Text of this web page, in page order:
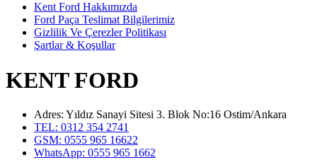
Kent Ford Hakkımızda
Ford Paça Teslimat Bilgilerimiz
Gizlilik Ve Çerezler Politikası
Şartlar & Koşullar
KENT FORD
Adres: Yıldız Sanayi Sitesi 3. Blok No:16 Ostim/Ankara
TEL: 0312 354 2741
GSM: 0555 965 16622
WhatsApp: 0555 965 1662